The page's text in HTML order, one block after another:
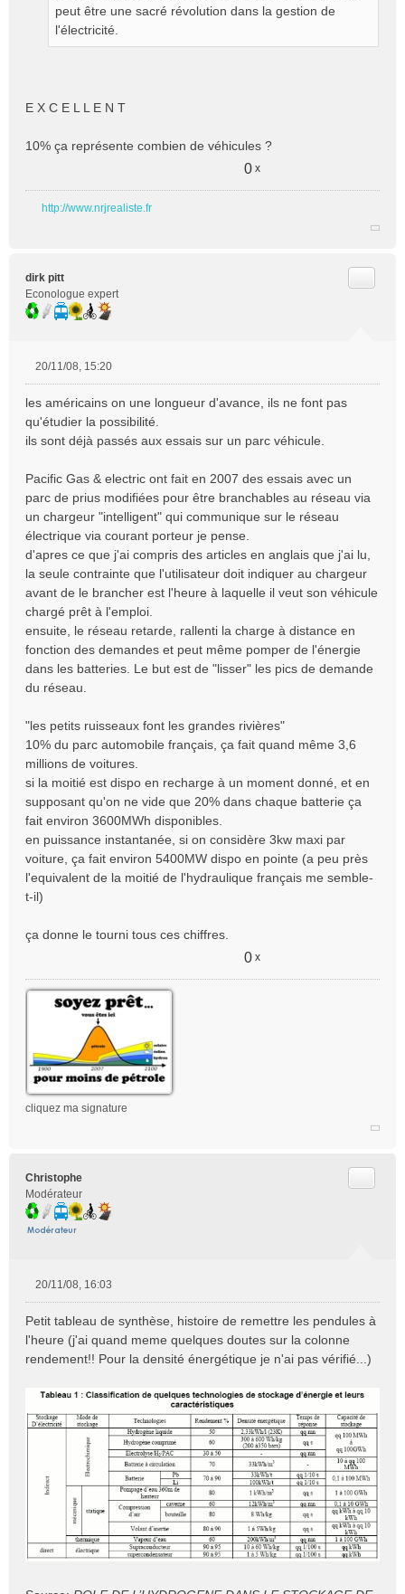
peut être une sacré révolution dans la gestion de
l'électricité.
E X C E L L E N T
10% ça représente combien de véhicules ?
0 x
http://www.nrjrealiste.fr
dirk pitt
Econologue expert
s
s
a
e
n
l
u
20/11/08, 15:20
les américains on une longueur d'avance, ils ne font pas
qu'étudier la possibilité.
ils sont déjà passés aux essais sur un parc véhicule.
Pacific Gas & electric ont fait en 2007 des essais avec un
parc de prius modifiées pour être branchables au réseau via
un chargeur "intelligent" qui communique sur le réseau
électrique via courant porteur je pense.
d'apres ce que j'ai compris des articles en anglais que j'ai lu,
la seule contrainte que l'utilisateur doit indiquer au chargeur
avant de le brancher est l'heure à laquelle il veut son véhicule
chargé prêt à l'emploi.
ensuite, le réseau retarde, rallenti la charge à distance en
fonction des demandes et peut même pomper de l'énergie
dans les batteries. Le but est de "lisser" les pics de demande
du réseau.
"les petits ruisseaux font les grandes rivières"
10% du parc automobile français, ça fait quand même 3,6
millions de voitures.
si la moitié est dispo en recharge à un moment donné, et en
supposant qu'on ne vide que 20% dans chaque batterie ça
fait environ 3600MWh disponibles.
en puissance instantanée, si on considère 3kw maxi par
voiture, ça fait environ 5400MW dispo en pointe (a peu près
l'equivalent de la moitié de l'hydraulique français me semble-
t-il)
ça donne le tourni tous ces chiffres.
0 x
cliquez ma signature
Christophe
Modérateur
s
s
a
e
o
20/11/08, 16:03
Petit tableau de synthèse, histoire de remettre les pendules à
l'heure (j'ai quand meme quelques doutes sur la colonne
rendement!! Pour la densité énergétique je n'ai pas vérifié...)